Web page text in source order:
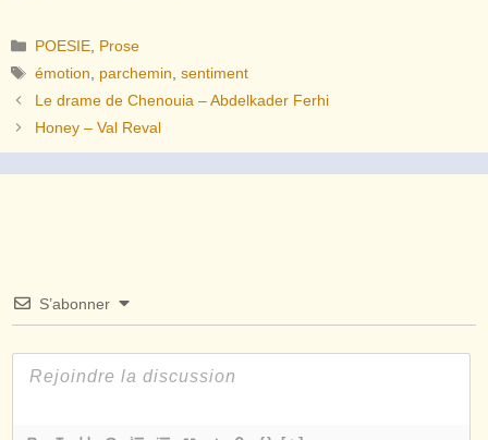
Catégories
POESIE Prose
Étiquettes
émotion parchemin ,sentiment
Le drame de Chenouia – Abdelkader Ferhi
Honey – Val Reval
S’abonner